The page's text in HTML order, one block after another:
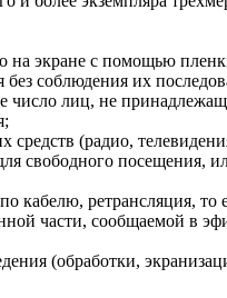
на экране с помощью
соблюдения их
число лиц, не
(радио,
свободного посещения,
кабелю, ретрансляция, то
части, сообщаемой в
(обработки,